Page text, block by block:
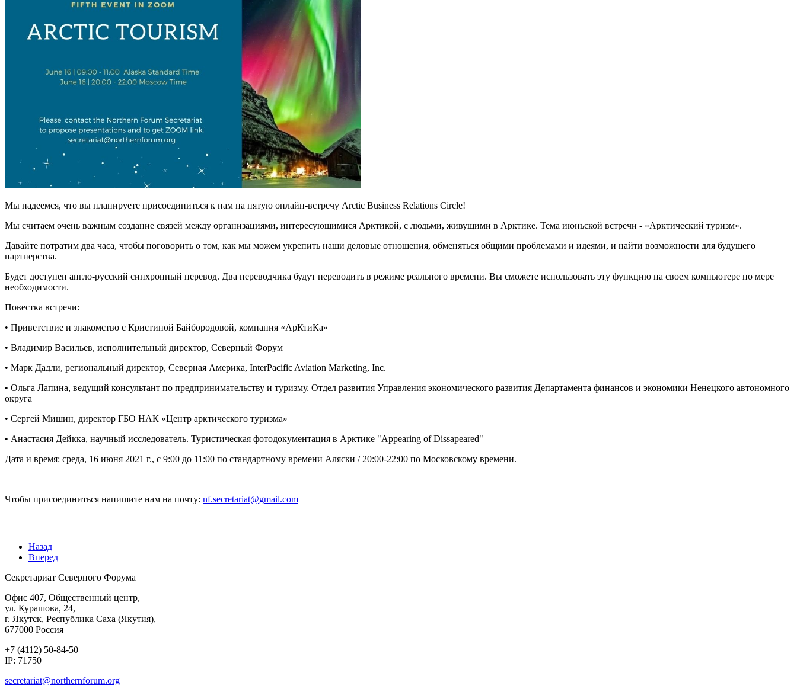
Мы надеемся, что вы планируете присоединиться к нам на пятую онлайн-встречу Arctic Business Relations Circle!
Мы считаем очень важным создание связей между организациями, интересующимися Арктикой, с людьми, живущими в Арктике. Тема июньской встречи - «Арктический туризм».
Давайте потратим два часа, чтобы поговорить о том, как мы можем укрепить наши деловые отношения, обменяться общими проблемами и идеями, и найти возможности для будущего
партнерства.
Будет доступен англо-русский синхронный перевод. Два переводчика будут переводить в режиме реального времени. Вы сможете использовать эту функцию на своем компьютере по мере
необходимости.
Повестка встречи:
• Приветствие и знакомство с Кристиной Байбородовой, компания «АрКтиКа»
• Владимир Васильев, исполнительный директор, Северный Форум
• Марк Дадли, региональный директор, Северная Америка, InterPacific Aviation Marketing, Inc.
• Ольга Лапина, ведущий консультант по предпринимательству и туризму. Отдел развития Управления экономического развития Департамента финансов и экономики Ненецкого автономного
округа
• Сергей Мишин, директор ГБО НАК «Центр арктического туризма»
• Анастасия Дейкка, научный исследователь. Туристическая фотодокументация в Арктике "Appearing of Dissapeared"
Дата и время: среда, 16 июня 2021 г., с 9:00 до 11:00 по стандартному времени Аляски / 20:00-22:00 по Московскому времени.
Чтобы присоединиться напишите нам на почту:
Назад
Вперед
Секретариат Северного Форума
Офис 407, Общественный центр,
ул. Курашова, 24,
г. Якутск, Республика Саха (Якутия),
677000 Россия
+7 (4112) 50-84-50
IP: 71750